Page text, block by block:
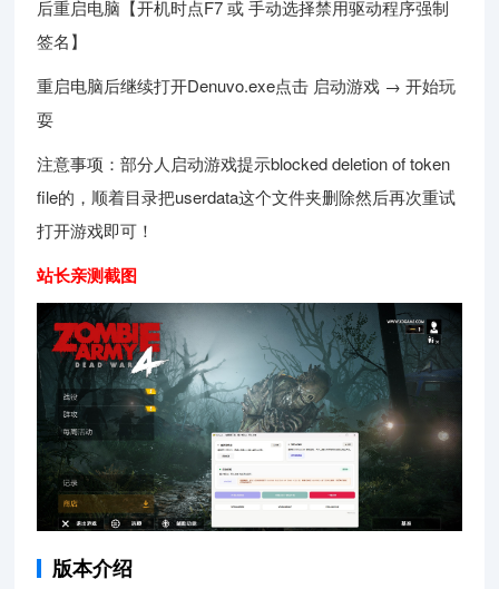
后重启电脑【开机时点F7 或 手动选择禁用驱动程序强制
签名】
重启电脑后继续打开Denuvo.exe点击 启动游戏 → 开始玩
耍
注意事项：部分人启动游戏提示blocked deletion of token
file的，顺着目录把userdata这个文件夹删除然后再次重试
打开游戏即可！
站长亲测截图
版本介绍